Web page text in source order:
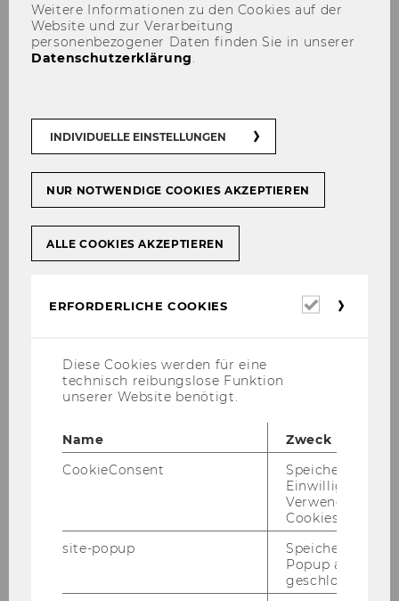
can be met by sever­al stocks of that ma­te­ri­al in
va­rious sto­rage lo­ca­ti­ons.
In­st­ruc­tions
Exercises
Exercise No. 1: Hierarchical Organisation
Structure
Exercise No. 2: Person in Organisation
Weitere Informationen zu den Cookies auf der
Website und zur Verarbeitung
personenbezogener Daten finden Sie in unserer
Datenschutzerklärung
INDIVIDUELLE EINSTELLUNGEN
NUR NOTWENDIGE COOKIES AKZEPTIEREN
ALLE COOKIES AKZEPTIEREN
ERFORDERLICHE COOKIES
Diese Cookies werden für eine
technisch reibungslose Funktion
unserer Website benötigt.
Name
Zweck
CookieConsent
Speichert Ihre
Einwilligung zur
Verwendung von
Cookies.
site-popup
Speichert ob ein
Popup
geschlossen